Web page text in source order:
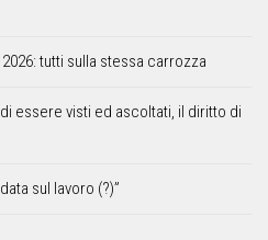
tutti sulla stessa carrozza
essere visti ed ascoltati, il diritto di
sul lavoro (?)”